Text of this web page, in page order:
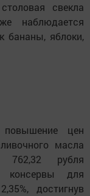
свекла
наблюдается
бананы, яблоки,
цен
масла
762,32 рубля
консервы для
достигнув